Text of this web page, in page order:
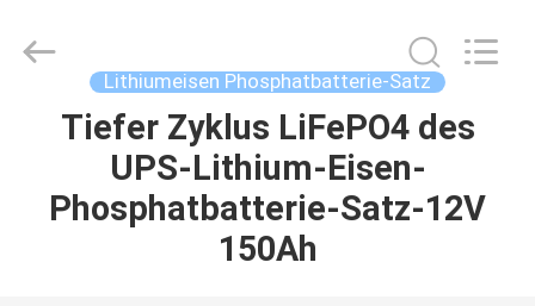
HAUS
PRODUKTE
Lithiumeisen Phosphatbatterie-Satz
Tiefer Zyklus LiFePO4 des
UPS-Lithium-Eisen-
Phosphatbatterie-Satz-12V
150Ah